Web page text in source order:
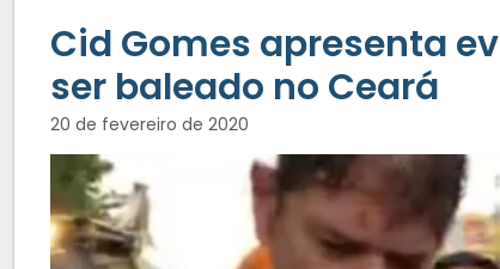
Cid Gomes apresenta
ser baleado no Ceará
20 de fevereiro de 2020